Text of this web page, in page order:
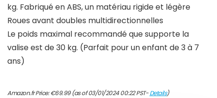
kg. Fabriqué en ABS, un matériau rigide et légère
Roues avant doubles multidirectionnelles
Le poids maximal recommandé que supporte la
valise est de 30 kg. (Parfait pour un enfant de 3 à 7
ans)
Amazon.fr Price:€69.99(as of 03/01/2024 00:22 PST-Details)